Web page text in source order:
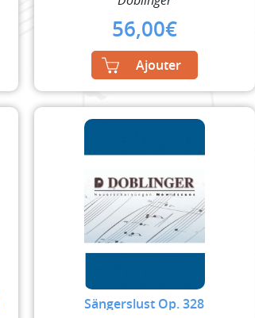
56,00€
Ajouter
Sängerslust Op. 328